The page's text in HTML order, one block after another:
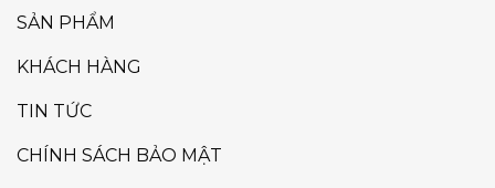
SẢN PHẨM
KHÁCH HÀNG
TIN TỨC
CHÍNH SÁCH BẢO MẬT